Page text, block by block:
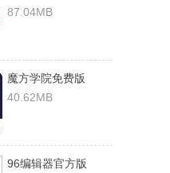
破解版
87.04MB
魔方学院免费版
v4.5.18安卓版
40.62MB
96编辑器官方版